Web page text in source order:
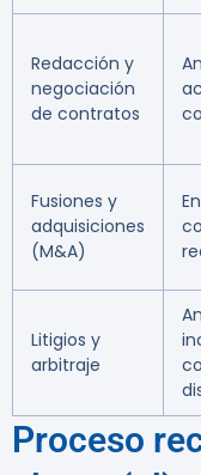
Redacción y
negociación
de contratos
Fusiones y
adquisiciones
(M&A)
Litigios y
arbitraje
Proceso